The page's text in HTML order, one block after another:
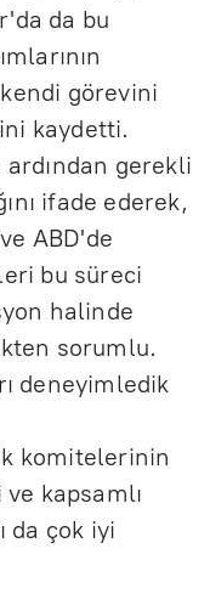
da bu
görevini
kaydetti.
ardından gerekli
ifade ederek,
ABD'de
bu süreci
halinde
sorumlu.
deneyimledik
komitelerinin
kapsamlı
da çok iyi